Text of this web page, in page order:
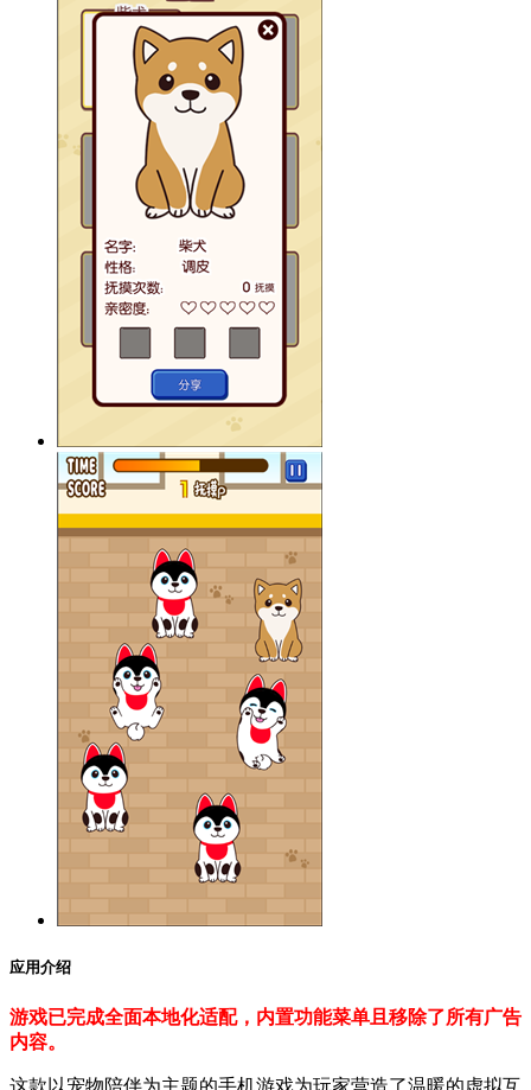
应用介绍
游戏已完成全面本地化适配，内置功能菜单且移除了所有广告
内容。
这款以宠物陪伴为主题的手机游戏为玩家营造了温暖的虚拟互